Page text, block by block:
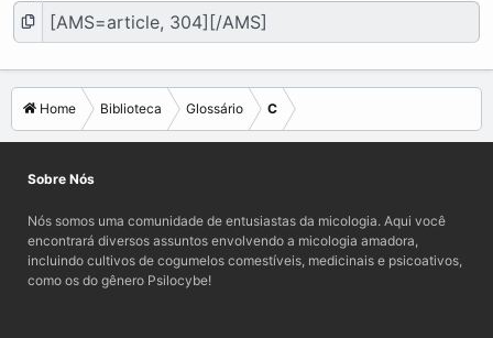
Home Biblioteca Glossário C
Sobre Nós
Nós somos uma comunidade de entusiastas da micologia. Aqui você
encontrará diversos assuntos envolvendo a micologia amadora,
incluindo cultivos de cogumelos comestíveis, medicinais e psicoativos,
como os do gênero Psilocybe!